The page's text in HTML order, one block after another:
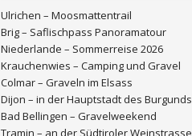
Ulrichen – Moosmattentrail
Brig – Saflischpass Panoramatour
Niederlande – Sommerreise 2026
Krauchenwies – Camping und Gravel
Colmar – Graveln im Elsass
Dijon – in der Hauptstadt des Burgunds
Bad Bellingen – Gravelweekend
Tramin – an der Südtiroler Weinstrasse